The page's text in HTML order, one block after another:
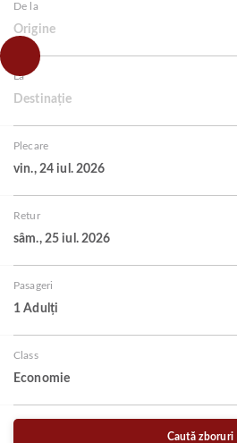
De la
Origine
La
Destinație
Plecare
vin., 24 iul. 2026
Retur
sâm., 25 iul. 2026
Pasageri
1 Adulți
Class
Economie
Caută zboruri